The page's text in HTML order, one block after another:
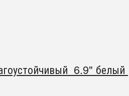
6.9" белый